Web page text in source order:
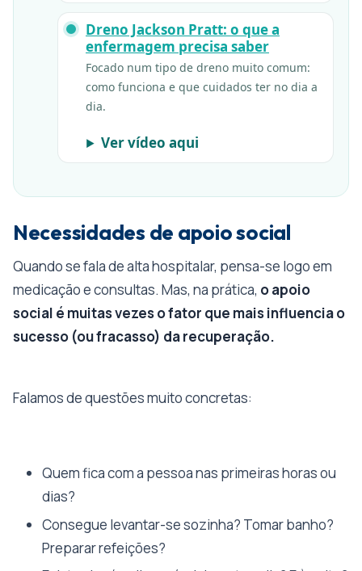
Dreno Jackson Pratt: o que a
enfermagem precisa saber
Focado num tipo de dreno muito comum:
como funciona e que cuidados ter no dia a
dia.
Ver vídeo aqui
Necessidades de apoio social
Quando se fala de alta hospitalar, pensa-se logo em
medicação e consultas. Mas, na prática, o apoio
social é muitas vezes o fator que mais influencia o
sucesso (ou fracasso) da recuperação.
Falamos de questões muito concretas:
Quem fica com a pessoa nas primeiras horas ou
dias?
Consegue levantar-se sozinha? Tomar banho?
Preparar refeições?